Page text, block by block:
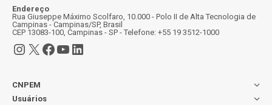
Endereço
Rua Giuseppe Máximo Scolfaro, 10.000 - Polo II de Alta Tecnologia de
Campinas - Campinas/SP, Brasil
CEP 13083-100, Campinas - SP - Telefone: +55 19 3512-1000
Instagram
X Facebook
Youtube
LinkedIn
CNPEM
Usuários